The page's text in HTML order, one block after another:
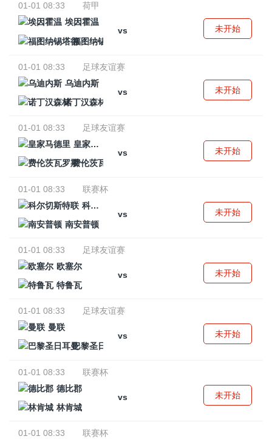
01-01 08:33
荷甲
埃因霍温
vs
福图纳锡塔德
未开始
01-01 08:33
足球友谊赛
乌迪内斯
vs
诺丁汉森林
未开始
01-01 08:33
足球友谊赛
皇家马德里
vs
费伦茨瓦罗斯
未开始
01-01 08:33
联赛杯
科尔切斯特联
vs
南安普顿
未开始
01-01 08:33
足球友谊赛
欧塞尔
vs
特鲁瓦
未开始
01-01 08:33
足球友谊赛
曼联
vs
巴黎圣日耳曼
未开始
01-01 08:33
联赛杯
德比郡
vs
林肯城
未开始
01-01 08:33
联赛杯